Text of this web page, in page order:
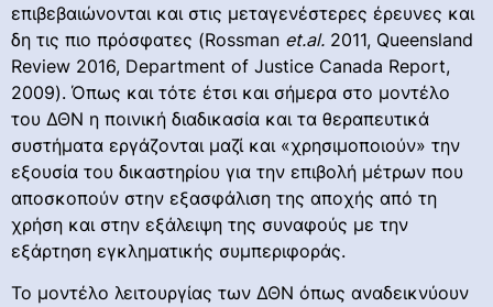
επιβεβαιώνονται και στις μεταγενέστερες έρευνες και
δη τις πιο πρόσφατες (Rossman et.al. 2011, Queensland
Review 2016, Department of Justice Canada Report,
2009). Όπως και τότε έτσι και σήμερα στο μοντέλο
του ΔΘΝ η ποινική διαδικασία και τα θεραπευτικά
συστήματα εργάζονται μαζί και «χρησιμοποιούν» την
εξουσία του δικαστηρίου για την επιβολή μέτρων που
αποσκοπούν στην εξασφάλιση της αποχής από τη
χρήση και στην εξάλειψη της συναφούς με την
εξάρτηση εγκληματικής συμπεριφοράς.
Το μοντέλο λειτουργίας των ΔΘΝ όπως αναδεικνύουν